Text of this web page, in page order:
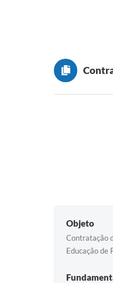
Objeto
Contratação
Educação de